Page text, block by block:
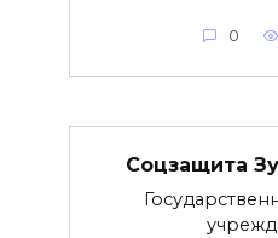
0
Соцзащита